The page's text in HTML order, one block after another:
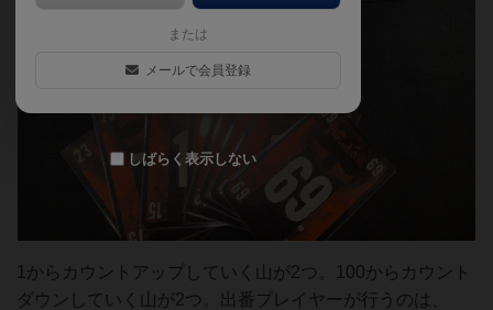
1からカウントアップしていく山が2つ。100からカウント
ダウンしていく山が2つ。出番プレイヤーが行うのは、
または
メールで会員登録
しばらく表示しない